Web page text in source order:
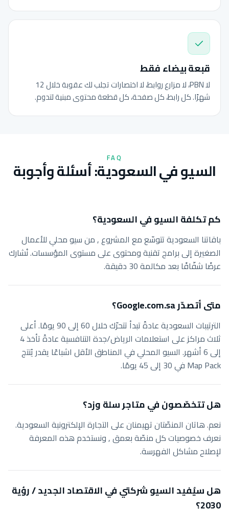
قبعة بيضاء فقط
لا PBN، لا مزارع روابط، لا اختصارات تجلب لك عقوبة خلال 12
شهرًا. كل رابط، كل صفحة، كل قطعة محتوى مبنية لتدوم.
FAQ
السيو في السعودية: أسئلة وأجوبة
كم تكلفة السيو في السعودية؟
باقاتنا السعودية تتوسّع مع المشروع , من سيو محلي للأعمال
الصغيرة إلى برامج تقنية ومحتوى على مستوى المؤسسات. نُشارك
عرضًا شفّافًا بعد مكالمة 30 دقيقة.
متى أتصدّر Google.com.sa؟
الترتيبات السعودية عادةً تبدأ تتحرّك خلال 60 إلى 90 يومًا. أعلى
ثلاث مراكز على استعلامات الرياض/جدة التنافسية عادةً تأخذ 4
إلى 6 أشهر. السيو المحلي في المناطق الأقل اشباعًا يقدر يُنتج
Map Pack في 30 إلى 45 يومًا.
هل تتخصّصون في متاجر سلة وزد؟
نعم. هاتان المنصّتان تهيمنان على التجارة الإلكترونية السعودية.
نعرف خصوصيات كل منصّة بعمق , ونستخدم هذه المعرفة
لإصلاح مشاكل الفهرسة.
هل سيُفيد السيو شركتي في الاقتصاد الجديد / رؤية
2030؟